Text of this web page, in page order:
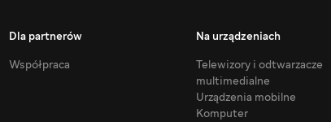
Dla partnerów
Współpraca
Na urządzeniach
Telewizory i odtwarzacze
multimedialne
Urządzenia mobilne
Komputer